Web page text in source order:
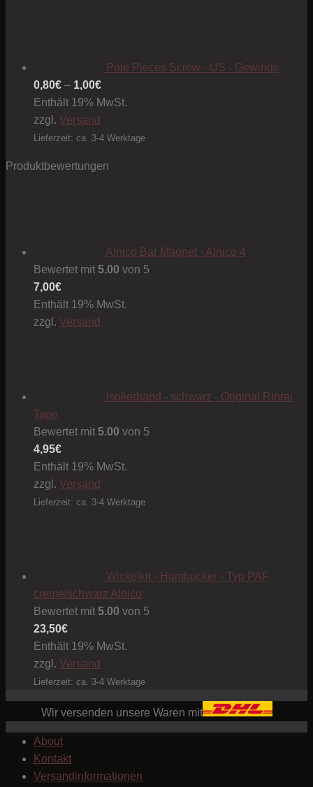
Pole Pieces Screw - US - Gewinde
0,80€ – 1,00€Preisspanne:
0,80€
1,00€
Enthält 19% MwSt.
zzgl. Versand
Lieferzeit: ca. 3-4 Werktage
Produktbewertungen
Alnico Bar Magnet - Alnico 4
Bewertet mit 5.00 von 5
7,00€
Enthält 19% MwSt.
zzgl. Versand
Isolierband - schwarz - Original Rinrei
Tape
Bewertet mit 5.00 von 5
4,95€
Enthält 19% MwSt.
zzgl. Versand
Lieferzeit: ca. 3-4 Werktage
Wickelkit - Humbucker - Typ PAF
creme/schwarz Alnico
Bewertet mit 5.00 von 5
23,50€
Enthält 19% MwSt.
zzgl. Versand
Lieferzeit: ca. 3-4 Werktage
Wir versenden unsere Waren mit
About
Kontakt
Versandinformationen